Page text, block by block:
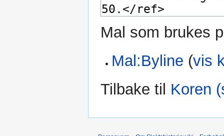
Mal som brukes
Mal:Byline (vis
Tilbake til Koren